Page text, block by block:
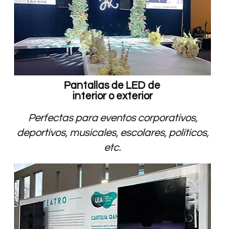
Pantallas de LED de
interior o exterior
Perfectas para eventos corporativos,
deportivos, musicales, escolares, políticos,
etc.